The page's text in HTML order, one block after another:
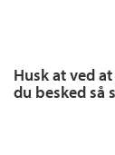
Husk at ved
du besked så